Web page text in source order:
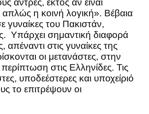
απλώς η κοινή λογική». Βέβαια
γυναίκες του Πακιστάν,
Υπάρχει σημαντική διαφορά
στις γυναίκες της
οι μετανάστες, στην
στις Ελληνίδες. Τις
υποδεέστερες και υποχείριό
το επιτρέψουν οι